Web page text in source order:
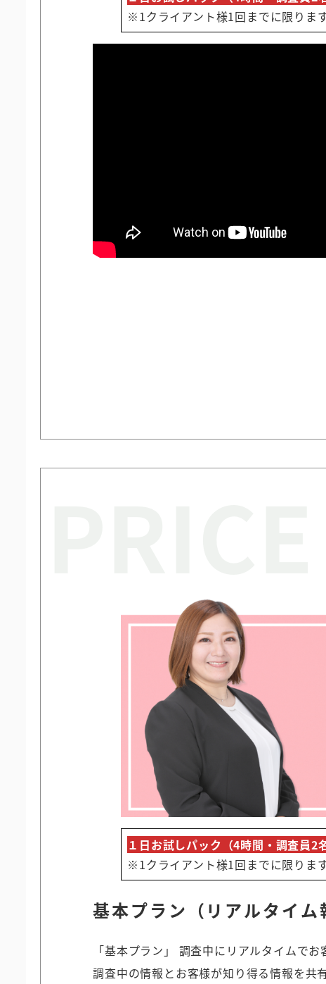
※1クライアント様1回までに限ります
１日お試しパック（4時間・調査員2
※1クライアント様1回までに限ります
基本プラン（ リアルタイム
「基本プラン」 調査中にリアルタイムでお
調査中の情報とお客様が知り得る情報を共